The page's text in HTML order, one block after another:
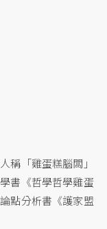
稱「雞蛋糕腦闆」
書《哲學哲學雞蛋
點分析書《護家盟